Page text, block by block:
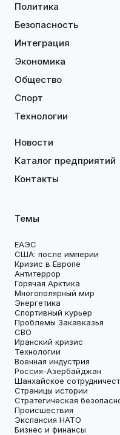
Политика
Безопасность
Интеграция
Экономика
Общество
Спорт
Технологии
Новости
Каталог предприятий
Контакты
Темы
ЕАЭС
США: после империи
Кризис в Европе
Антитеррор
Горячая Арктика
Многополярный мир
Энергетика
Спортивный курьер
Проблемы Закавказья
СВО
Иранский кризис
Технологии
Военная индустрия
Россия-Азербайджан
Шанхайское
Страницы истории
Стратегическая
Происшествия
Экспансия НАТО
Бизнес и финансы